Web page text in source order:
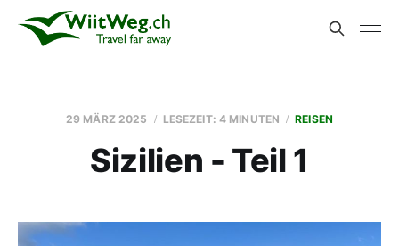
29 MÄRZ 2025 LESEZEIT: 4 MINUTEN REISEN
Sizilien - Teil 1